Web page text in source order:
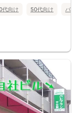
代向け 50代向け バツ